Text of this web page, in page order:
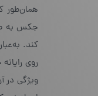
همان‌طور
جکس به
کند.
روی
ویژگی در